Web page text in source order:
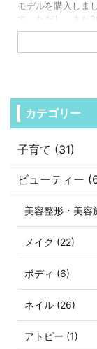
いま
って
違う
が、ル
とで
て、"水
の
カテゴリー
子育て (31)
ビューティー
美容整形・美容
メイク (22)
ボディ (6)
ネイル (26)
アトピー (1)